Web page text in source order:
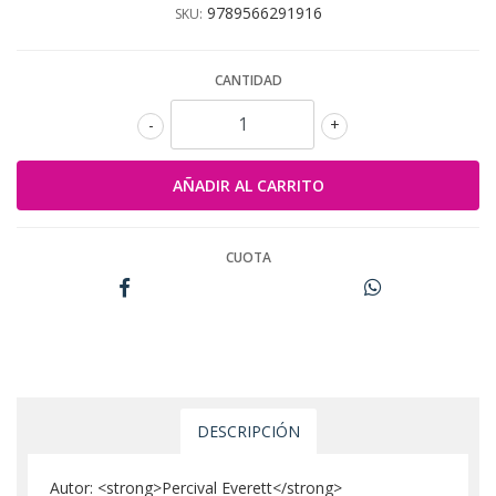
SKU: 9789566291916
CANTIDAD
+
-
CUOTA
DESCRIPCIÓN
Autor: <strong>Percival Everett</strong>